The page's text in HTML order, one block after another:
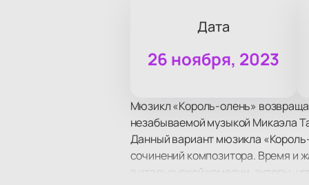
Дата
26 ноября, 2023
Мюзикл «Король-олень»
незабываемой музыкой Микаэла
Данный вариант мюзикла
сочинений композитора. Время и
в итальянской комедии, актеры,